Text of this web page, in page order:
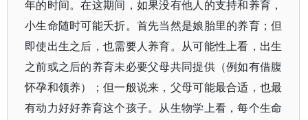
年的时间。在这期间，如果没有他人的支持和养育，
小生命随时可能夭折。首先当然是娘胎里的养育；但
即使出生之后，也需要人养育。从可能性上看，出生
之前或之后的养育未必要父母共同提供（例如有借腹
怀孕和领养）；但一般说来，父母可能最合适，也最
有动力好好养育这个孩子。从生物学上看，每个生命